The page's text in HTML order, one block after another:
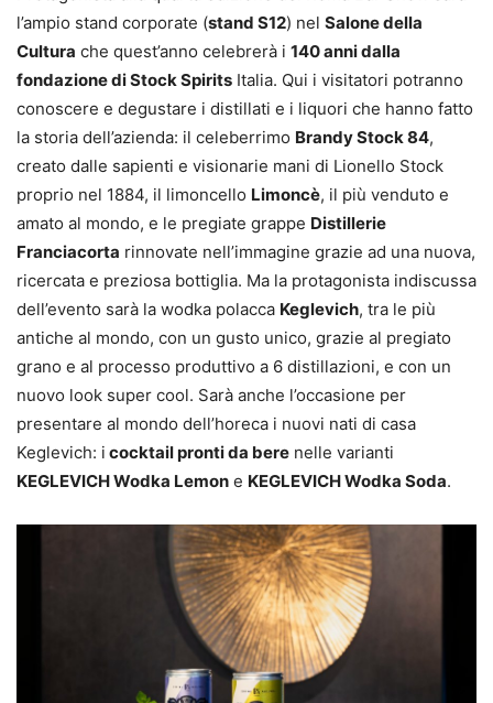
l’ampio stand corporate (stand S12) nel Salone della
Cultura che quest’anno celebrerà i 140 anni dalla
fondazione di Stock Spirits Italia. Qui i visitatori potranno
conoscere e degustare i distillati e i liquori che hanno fatto
la storia dell’azienda: il celeberrimo Brandy Stock 84,
creato dalle sapienti e visionarie mani di Lionello Stock
proprio nel 1884, il limoncello Limoncè, il più venduto e
amato al mondo, e le pregiate grappe Distillerie
Franciacorta rinnovate nell’immagine grazie ad una nuova,
ricercata e preziosa bottiglia. Ma la protagonista indiscussa
dell’evento sarà la wodka polacca Keglevich, tra le più
antiche al mondo, con un gusto unico, grazie al pregiato
grano e al processo produttivo a 6 distillazioni, e con un
nuovo look super cool. Sarà anche l’occasione per
presentare al mondo dell’horeca i nuovi nati di casa
Keglevich: i cocktail pronti da bere nelle varianti
KEGLEVICH Wodka Lemon e KEGLEVICH Wodka Soda.